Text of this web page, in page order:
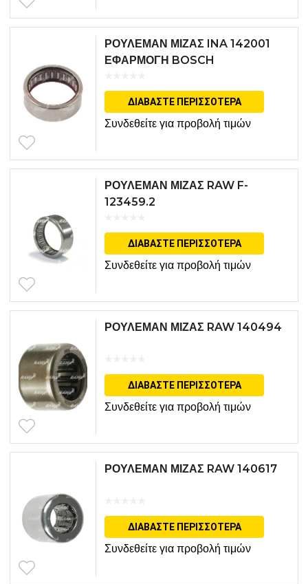
ΡΟΥΛΕΜΑΝ ΜΙΖΑΣ INA 142001
ΕΦΑΡΜΟΓΗ BOSCH
ΔΙΑΒΆΣΤΕ ΠΕΡΙΣΣΌΤΕΡΑ
Συνδεθείτε για προβολή τιμών
ΡΟΥΛΕΜΑΝ ΜΙΖΑΣ RAW F-
123459.2
ΔΙΑΒΆΣΤΕ ΠΕΡΙΣΣΌΤΕΡΑ
Συνδεθείτε για προβολή τιμών
ΡΟΥΛΕΜΑΝ ΜΙΖΑΣ RAW 140494
ΔΙΑΒΆΣΤΕ ΠΕΡΙΣΣΌΤΕΡΑ
Συνδεθείτε για προβολή τιμών
ΡΟΥΛΕΜΑΝ ΜΙΖΑΣ RAW 140617
ΔΙΑΒΆΣΤΕ ΠΕΡΙΣΣΌΤΕΡΑ
Συνδεθείτε για προβολή τιμών